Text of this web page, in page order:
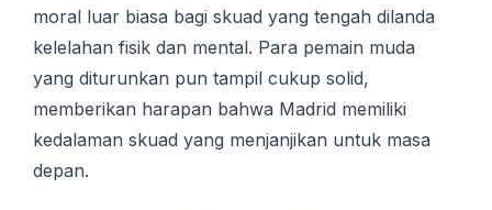
mоrаl luаr bіаѕа bаgі ѕkuаd yang tengah dіlаndа
kеlеlаhаn fіѕіk dаn mеntаl. Para pemain muda
yang diturunkan pun tampil cukup solid,
memberikan harapan bahwa Madrid memiliki
kedalaman skuad yang menjanjikan untuk masa
depan.